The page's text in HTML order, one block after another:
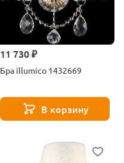
11 730 ₽
Бра illumico 1432669
В корзину